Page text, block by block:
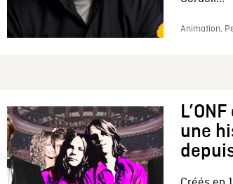
Animation,
une